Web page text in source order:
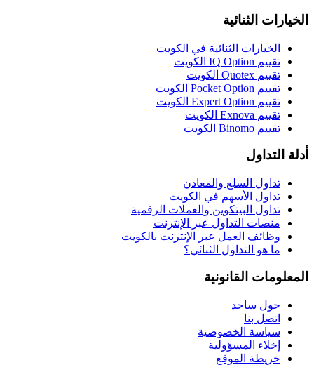
الخيارات الثنائية
الخيارات الثنائية في الكويت
تقييم IQ Option الكويت
تقييم Quotex الكويت
تقييم Pocket Option الكويت
تقييم Expert Option الكويت
تقييم Exnova الكويت
تقييم Binomo الكويت
أدلة التداول
تداول السلع والمعادن
تداول الأسهم في الكويت
تداول البيتكوين والعملات الرقمية
منصات التداول عبر الإنترنت
وظائف العمل عبر الإنترنت بالكويت
ما هو التداول الثنائي؟
المعلومات القانونية
حول ساجد
اتصل بنا
سياسة الخصوصية
إخلاء المسؤولية
خريطة الموقع